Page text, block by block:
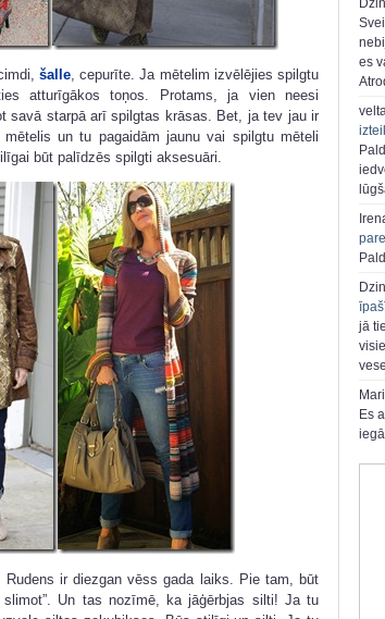
šalle, cepurīte. Ja mētelim izvēlējies spilgtu
atturīgākos toņos. Protams, ja vien neesi
savā starpā arī spilgtas krāsas. Bet, ja tev jau ir
un tu pagaidām jaunu vai spilgtu mēteli
būt palīdzēs spilgti aksesuāri.
ir diezgan vēss gada laiks. Pie tam, būt
slimot”. Un tas nozīmē, ka jāģērbjas silti! Ja tu
es
jā
Es